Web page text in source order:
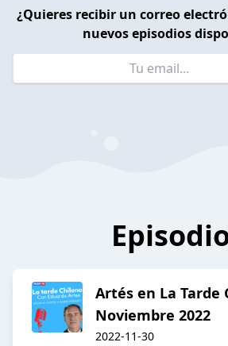
¿Quieres recibir un correo
nuevos episodios
Artés en La Tarde
Noviembre 2022
2022-11-30